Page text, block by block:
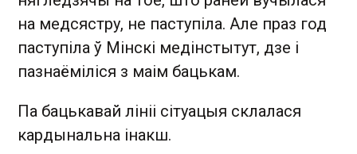
на медсястру, не паступіла. Але праз год
паступіла ў Мінскі медінстытут, дзе і
пазнаёміліся з маім бацькам.
Па бацькавай лініі сітуацыя склалася
кардынальна інакш.